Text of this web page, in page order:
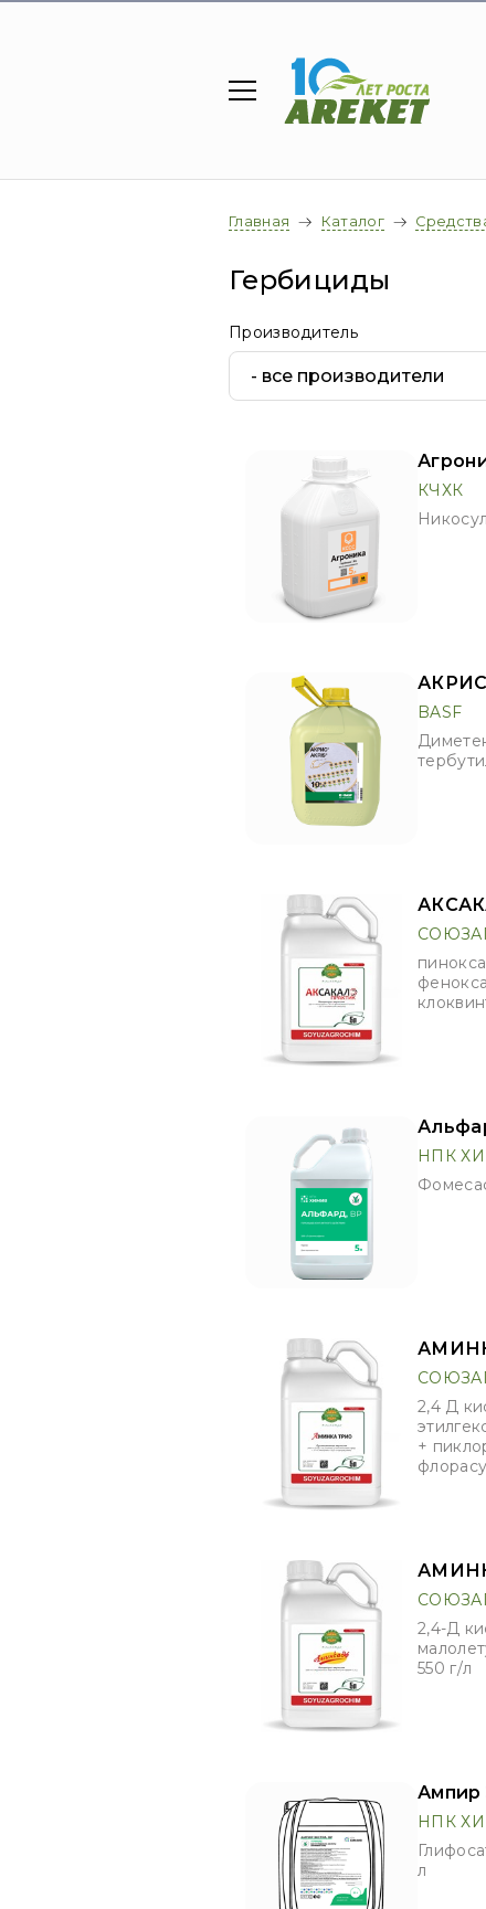
Главная Каталог
Гербициды
Производитель
КЧХК
BASF
НПК
2,4 Д
+
2,4-Д
550 г/л
Ампир
НПК
л